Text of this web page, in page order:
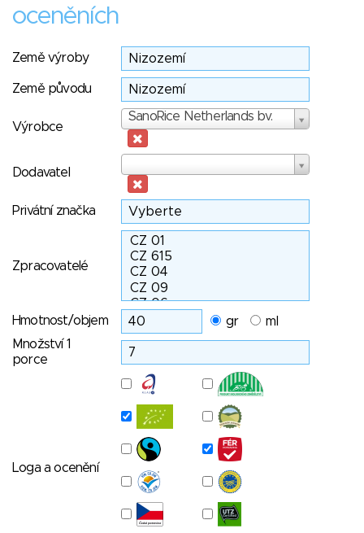
oceněních
Země výroby
Země původu
Výrobce
SanoRice Netherlands bv.
Výrobce
Dodavatel
Privátní značka
Zpracovatelé
Hmotnost/objem gr
ml
Množství 1
porce
Loga a ocenění